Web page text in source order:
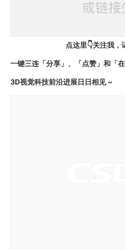
点这里👇关注我，
一键三连「分享」、「点赞」和「在
3D视觉科技前沿进展日日相见 ~